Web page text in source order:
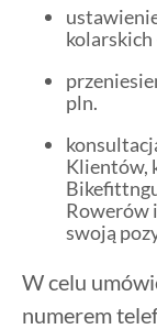
kolarskich
pln.
Klientów,
Rowerów
swoją
W celu
numerem